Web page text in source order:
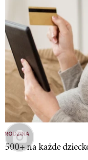
RODZINA
500+ na każde